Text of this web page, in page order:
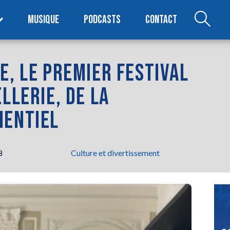
MUSIQUE PODCASTS CONTACT
LE PREMIER FESTIVAL
DE LA
Culture et divertissement